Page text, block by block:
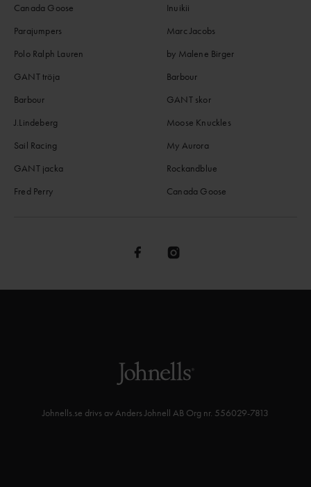
Canada Goose
Parajumpers
Polo Ralph Lauren
GANT tröja
Barbour
J.Lindeberg
Sail Racing
GANT jacka
Fred Perry
Inuikii
Marc Jacobs
by Malene Birger
Barbour
GANT skor
Moose Knuckles
My Aurora
Rockandblue
Canada Goose
Johnells.se drivs av Anders Johnell AB Org nr. 556029-7813